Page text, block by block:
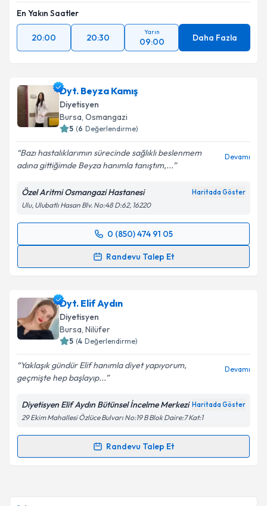
En Yakın Saatler
20:00 20:30
Yarın
09:00 Daha Fazla
Dyt. Beyza Kamış
Diyetisyen
Bursa, Osmangazi
5 (6 Değerlendirme)
Bazı hastalıklarımın sürecinde sağlıklı beslenmem
adına gittiğimde Beyza hanımla tanıştım,...
Devamı
Özel Aritmi Osmangazi Hastanesi Haritada Göster
Ulu, Ulubatlı Hasan Blv. No:48 D:62, 16220
0 (850) 474 91 05
Randevu Talep Et
Randevu Takvimi Talebi
takvim hazırlandığında e-posta ile bilgilendireceğiz.
E-posta Adresiniz
Kişisel verilerimin işlenmesine ilişkin
'ni okudum ve kişisel verilerimin belirtilen
kapsamda işlenmesini kabul ediyorum.
Takvim Talebini Gönder
Dyt. Elif Aydın
Diyetisyen
Bursa, Nilüfer
5 (4 Değerlendirme)
Yaklaşık gündür Elif hanımla diyet yapıyorum,
geçmişte hep başlayıp...
Devamı
Diyetisyen Elif Aydın Bütünsel İncelme Merkezi Haritada Göster
29 Ekim Mahallesi Özlüce Bulvarı No:19 B Blok Daire:7 Kat:1
Randevu Talep Et
Randevu Takvimi Talebi